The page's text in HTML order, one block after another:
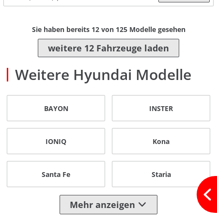
Sie haben bereits 12von 125Modelle gesehen
weitere 12 Fahrzeuge laden
Weitere Hyundai Modelle
BAYON INSTER
IONIQ Kona
Santa Fe Staria
Mehr anzeigen